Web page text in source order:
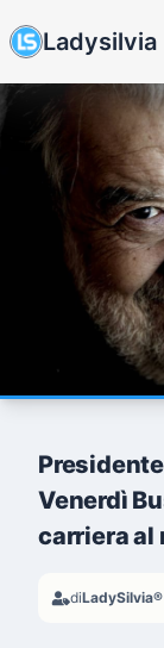
Ladysilvia
Venerdì
carriera al
di